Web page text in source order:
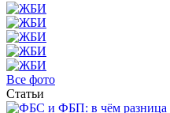
Все фото
Статьи